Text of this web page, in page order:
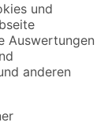
verpassen!